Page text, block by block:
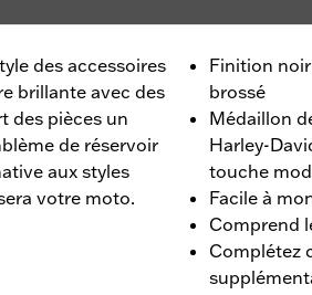
des accessoires
brillante avec des
des pièces un
de réservoir
aux styles
votre moto.
Finition
brossé
Médaillon
Harley-
touche
Facile à
Comprend
Complétez